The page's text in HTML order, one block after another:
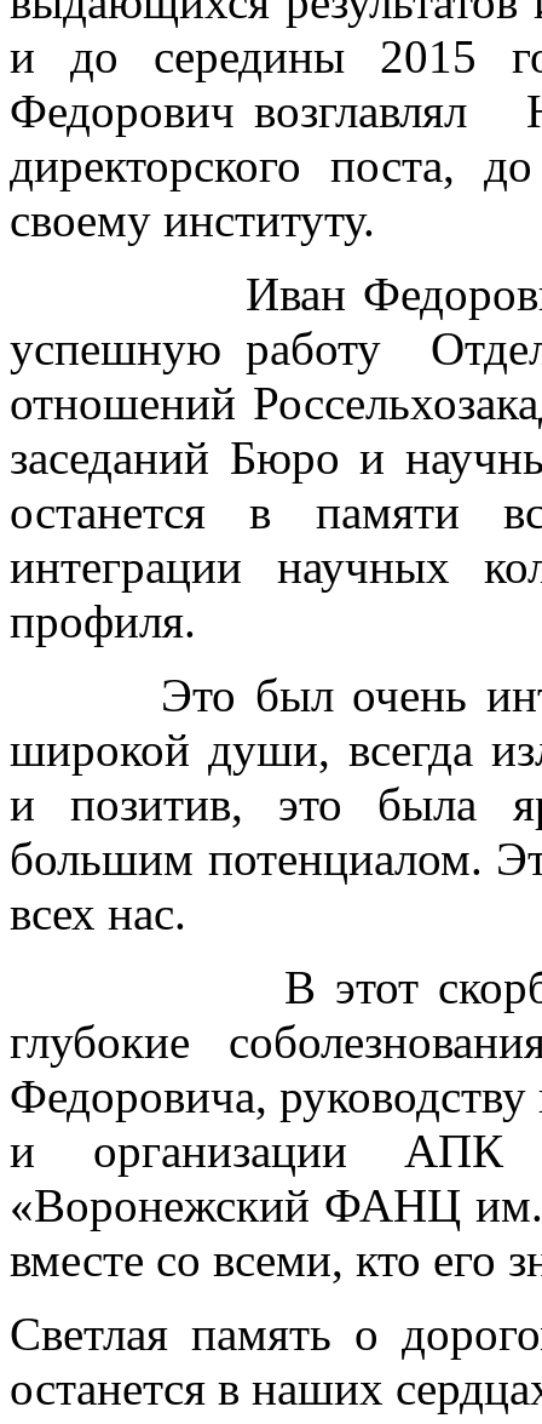
и до середины 2015
Федорович
директорского поста,
своему институту.
Иван Федорович
успешную работу
отношений
заседаний Бюро и
останется в памяти
интеграции научных
профиля.
Это был очень
широкой души, всегда
и позитив, это была
большим потенциалом.
всех нас.
В этот скорбный
глубокие
Федоровича,
и организации
«Воронежский ФАНЦ
вместе со всеми, кто его
Светлая память о
останется в наших